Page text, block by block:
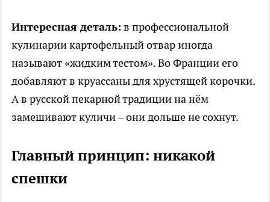
Интересная деталь: в профессиональной
кулинарии картофельный отвар иногда
называют «жидким тестом». Во Франции его
добавляют в круассаны для хрустящей корочки.
А в русской пекарной традиции на нём
замешивают куличи – они дольше не сохнут.
Главный принцип: никакой
спешки